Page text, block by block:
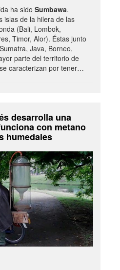
ha sido Sumbawa.
islas de la hilera de las
(Bali, Lombok,
Timor, Alor). Éstas junto
Java, Borneo,
parte del territorio de
caracterizan por tener…
desarrolla una
con metano
humedales